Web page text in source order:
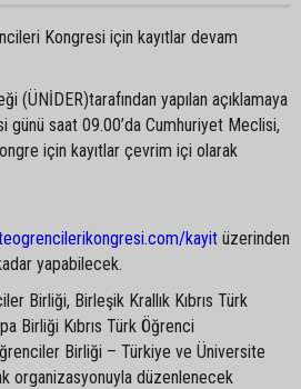
Kongresi için kayıtlar devam
(ÜNİDER)tarafından yapılan açıklamaya
saat 09.00’da Cumhuriyet Meclisi,
için kayıtlar çevrim içi olarak
kayit üzerinden
yapabilecek.
Birliği, Birleşik Krallık Kıbrıs Türk
Birliği Kıbrıs Türk Öğrenci
Birliği – Türkiye ve Üniversite
organizasyonuyla düzenlenecek